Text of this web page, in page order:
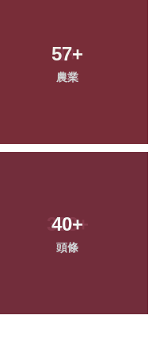
57+
農業
40+
頭條